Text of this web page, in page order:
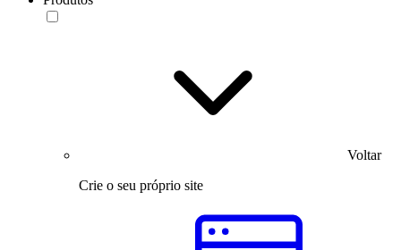
Voltar
Crie o seu próprio site